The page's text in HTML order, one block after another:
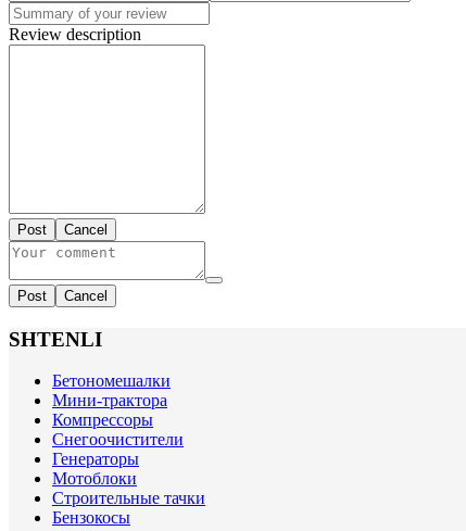
Review description
Post Cancel
Post Cancel
SHTENLI
Бетономешалки
Мини-трактора
Компрессоры
Снегоочистители
Генераторы
Мотоблоки
Строительные тачки
Бензокосы